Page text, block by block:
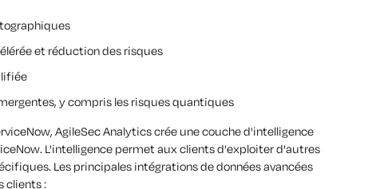
et réduction des risques
y compris les risques quantiques
AgileSec Analytics crée une couche d'intelligence
L'intelligence permet aux clients d'exploiter d'autres
Les principales intégrations de données avancées
clients :